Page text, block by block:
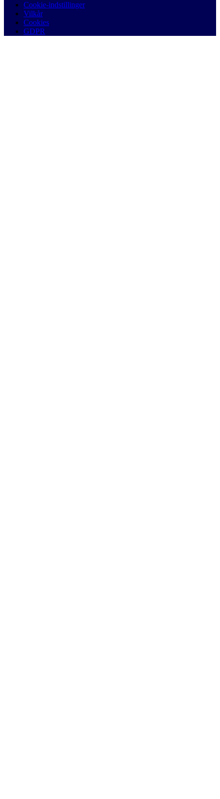
Cookie-indstillinger
Vilkår
Cookies
GDPR